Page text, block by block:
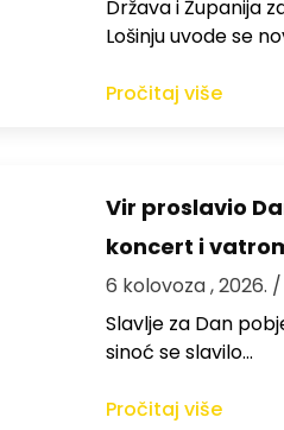
Država i Županija
Lošinju uvode se
Pročitaj više
Vir proslavio
koncert i
6 kolovoza , 2026. /
Slavlje za Dan
sinoć se slavilo…
Pročitaj više